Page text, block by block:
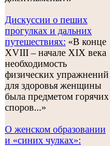
Дискуссии о пеших
прогулках и дальних
путешествиях: «В конце
XVIII – начале XIX века
необходимость
физических упражнений
для здоровья женщины
была предметом горячих
споров...»
О женском образовании
и «синих чулках»: